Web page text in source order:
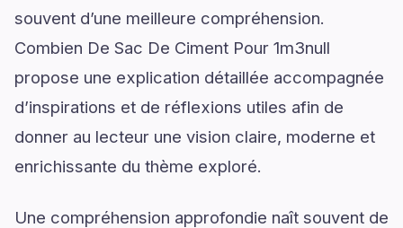
souvent d’une meilleure compréhension.
Combien De Sac De Ciment Pour 1m3null
propose une explication détaillée accompagnée
d’inspirations et de réflexions utiles afin de
donner au lecteur une vision claire, moderne et
enrichissante du thème exploré.
Une compréhension approfondie naît souvent de